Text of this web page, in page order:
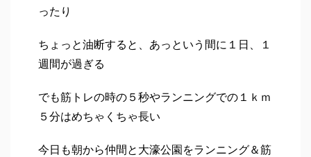
ったり
ちょっと油断すると、あっという間に１日、１
週間が過ぎる
でも筋トレの時の５秒やランニングでの１ｋｍ
５分はめちゃくちゃ長い
今日も朝から仲間と大濠公園をランニング＆筋